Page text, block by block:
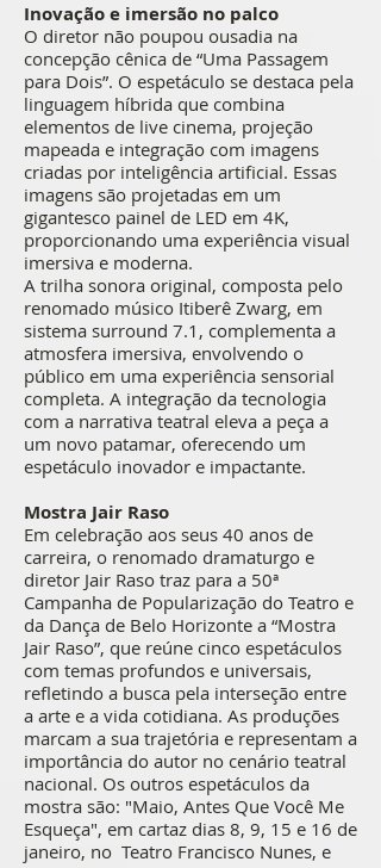
Inovação e imersão no palco
O diretor não poupou ousadia na
concepção cênica de “Uma Passagem
para Dois”. O espetáculo se destaca pela
linguagem híbrida que combina
elementos de live cinema, projeção
mapeada e integração com imagens
criadas por inteligência artificial. Essas
imagens são projetadas em um
gigantesco painel de LED em 4K,
proporcionando uma experiência visual
imersiva e moderna.
A trilha sonora original, composta pelo
renomado músico Itiberê Zwarg, em
sistema surround 7.1, complementa a
atmosfera imersiva, envolvendo o
público em uma experiência sensorial
completa. A integração da tecnologia
com a narrativa teatral eleva a peça a
um novo patamar, oferecendo um
espetáculo inovador e impactante.
Mostra Jair Raso
Em celebração aos seus 40 anos de
carreira, o renomado dramaturgo e
diretor Jair Raso traz para a 50ª
Campanha de Popularização do Teatro e
da Dança de Belo Horizonte a “Mostra
Jair Raso”, que reúne cinco espetáculos
com temas profundos e universais,
refletindo a busca pela interseção entre
a arte e a vida cotidiana. As produções
marcam a sua trajetória e representam a
importância do autor no cenário teatral
nacional. Os outros espetáculos da
mostra são: "Maio, Antes Que Você Me
Esqueça", em cartaz dias 8, 9, 15 e 16 de
janeiro, no Teatro Francisco Nunes, e